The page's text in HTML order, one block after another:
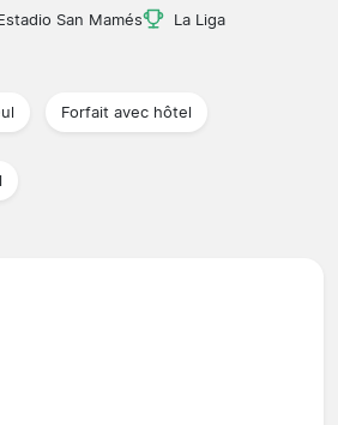
de voyages
San Mamés
La Liga
Forfait avec hôtel